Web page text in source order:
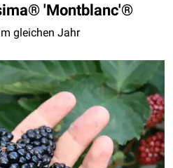
'Montblanc'®
gleichen Jahr